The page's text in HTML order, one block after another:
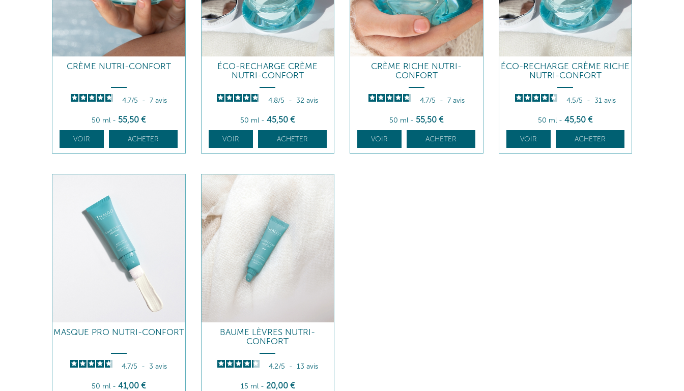
CRÈME NUTRI-CONFORT
4.7/5 - 7 avis
50 ml - 55,50 €
VOIR ACHETER
ÉCO-RECHARGE CRÈME
NUTRI-CONFORT
4.8/5 - 32avis
50 ml -45,50 €
VOIR ACHETER
CRÈME RICHE NUTRI-
CONFORT
4.7/5 - 7 avis
50 ml - 55,50 €
VOIR ACHETER
ÉCO-RECHARGE CRÈME RICHE
NUTRI-CONFORT
4.5/5 - 31 avis
50 ml -45,50 €
VOIR ACHETER
MASQUE PRO NUTRI-CONFORT
4.7/5 - 3avis
50 ml -41,00 €
BAUME LÈVRES NUTRI-
CONFORT
4.2/5 - 13 avis
15 ml - 20,00 €